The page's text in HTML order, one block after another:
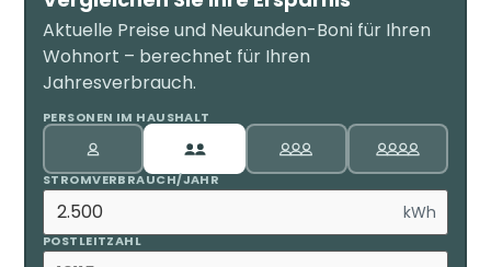
Aktuelle Preise und Neukunden-Boni für Ihren
Wohnort – berechnet für Ihren
Jahresverbrauch.
PERSONEN IM HAUSHALT
STROMVERBRAUCH/JAHR
kWh
POSTLEITZAHL